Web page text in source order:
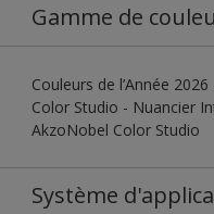
Gamme de
Couleurs de l’Année
Color Studio - Nuancier
AkzoNobel Color Studio
Système